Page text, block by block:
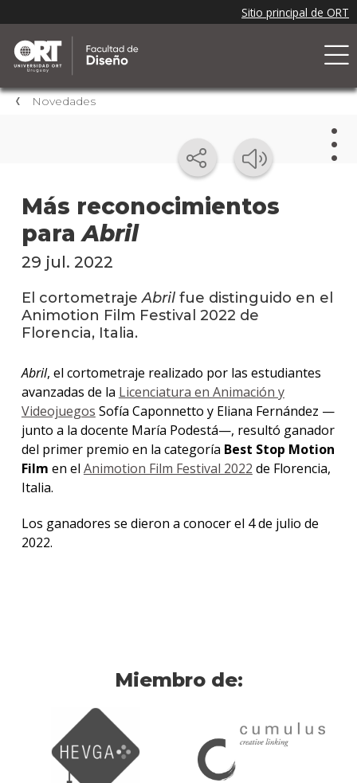
Novedades
Más reconocimientos
paraAbril
La
en
los
29 jul. 2022
El cortometrajeAbrilfue distinguido en el
Animotion Film Festival 2022 de
Florencia, Italia.
Abril, el cortometraje realizado por las estudiantes
avanzadas de la Licenciatura en Animación y
Videojuegos Sofía Caponnetto y Eliana Fernández —
junto a la docente María Podestá—, resultó ganador
del primer premio en la categoría Best Stop Motion
Film en el Animotion Film Festival 2022 de Florencia,
Italia.
Los ganadores se dieron a conocer el 4 de julio de
2022.
Miembro de: